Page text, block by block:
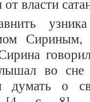
власти
Сириным,
во сне
думать о